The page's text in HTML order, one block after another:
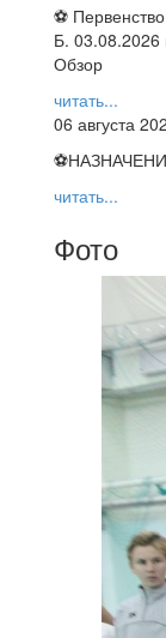
⚽
Б.
Обзор
читать...
06 августа
читать...
Фото